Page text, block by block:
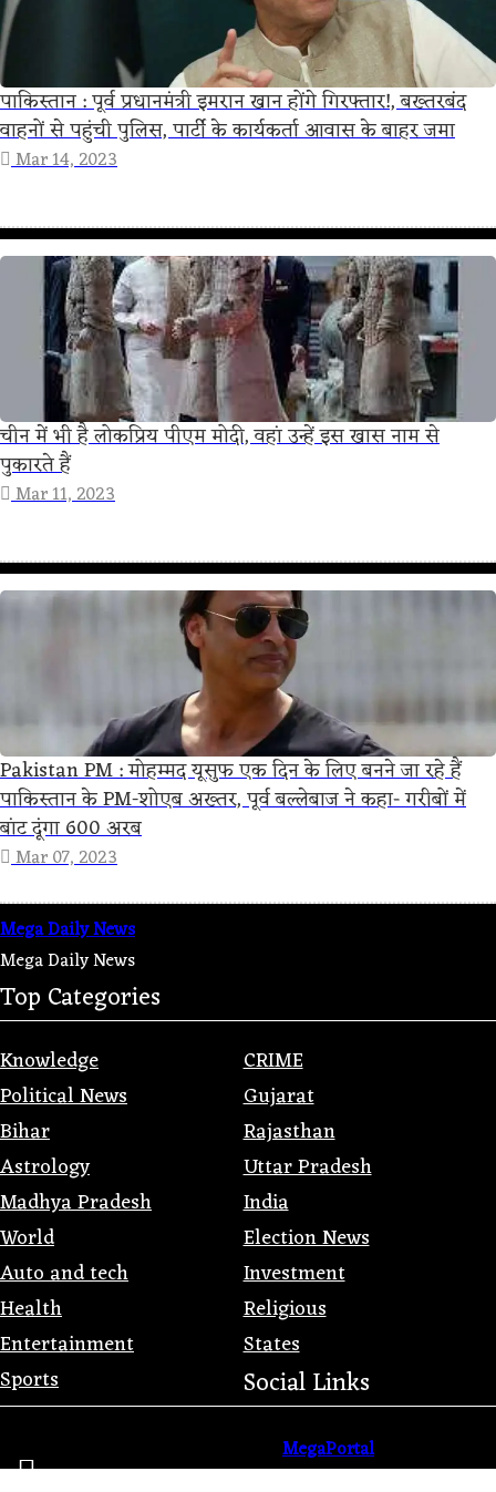
पाकिस्तान : पूर्व प्रधानमंत्री इमरान खान होंगे गिरफ्तार!, बख्तरबंद
वाहनों से पहुंची पुलिस, पार्टी के कार्यकर्ता आवास के बाहर जमा
Mar 14, 2023
चीन में भी है लोकप्रिय पीएम मोदी, वहां उन्हें इस खास नाम से
पुकारते हैं
Mar 11, 2023
Pakistan PM : मोहम्मद यूसुफ एक दिन के लिए बनने जा रहे हैं
पाकिस्तान के PM-शोएब अख्तर, पूर्व बल्लेबाज ने कहा- गरीबों में
बांट दूंगा 600 अरब
Mar 07, 2023
Mega Daily News
Mega Daily News
Top Categories
Knowledge
CRIME
Political News
Gujarat
Bihar
Rajasthan
Astrology
Uttar Pradesh
Madhya Pradesh
India
World
Election News
Auto and tech
Investment
Health
Religious
Entertainment
States
Sports
Social Links
MegaPortal